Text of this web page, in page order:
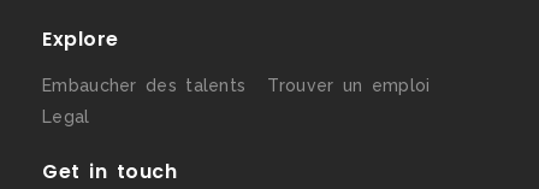
Explore
Embaucher des talents
Trouver un emploi
Legal
Get in touch